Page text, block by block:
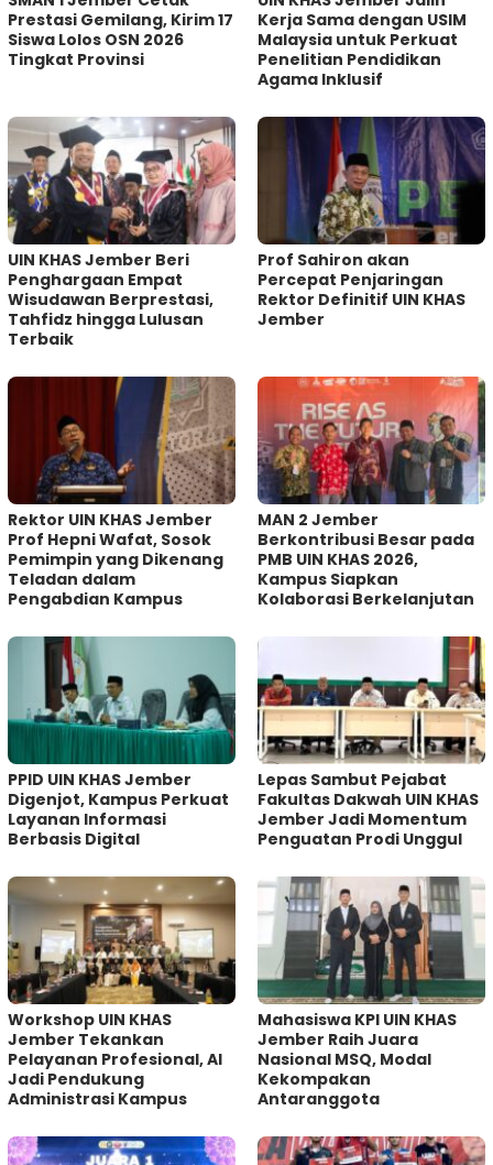
Prestasi Gemilang, Kirim 17
Siswa Lolos OSN 2026
Tingkat Provinsi
Kerja Sama dengan USIM
Malaysia untuk Perkuat
Penelitian Pendidikan
Agama Inklusif
UIN KHAS Jember Beri
Penghargaan Empat
Wisudawan Berprestasi,
Tahfidz hingga Lulusan
Terbaik
Prof Sahiron akan
Percepat Penjaringan
Rektor Definitif UIN KHAS
Jember
Rektor UIN KHAS Jember
Prof Hepni Wafat, Sosok
Pemimpin yang Dikenang
Teladan dalam
Pengabdian Kampus
MAN 2 Jember
Berkontribusi Besar pada
PMB UIN KHAS 2026,
Kampus Siapkan
Kolaborasi Berkelanjutan
PPID UIN KHAS Jember
Digenjot, Kampus Perkuat
Layanan Informasi
Berbasis Digital
Lepas Sambut Pejabat
Fakultas Dakwah UIN KHAS
Jember Jadi Momentum
Penguatan Prodi Unggul
Workshop UIN KHAS
Jember Tekankan
Pelayanan Profesional, AI
Jadi Pendukung
Administrasi Kampus
Mahasiswa KPI UIN KHAS
Jember Raih Juara
Nasional MSQ, Modal
Kekompakan
Antaranggota